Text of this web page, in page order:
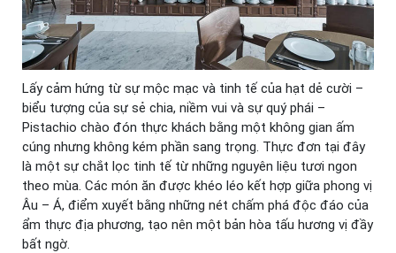
Lấy cảm hứng từ sự mộc mạc và tinh tế của hạt dẻ cười –
biểu tượng của sự sẻ chia, niềm vui và sự quý phái –
Pistachio chào đón thực khách bằng một không gian ấm
cúng nhưng không kém phần sang trọng. Thực đơn tại đây
là một sự chắt lọc tinh tế từ những nguyên liệu tươi ngon
theo mùa. Các món ăn được khéo léo kết hợp giữa phong vị
Âu – Á, điểm xuyết bằng những nét chấm phá độc đáo của
ẩm thực địa phương, tạo nên một bản hòa tấu hương vị đầy
bất ngờ.